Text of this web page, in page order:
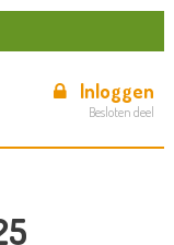
Inloggen
Besloten deel